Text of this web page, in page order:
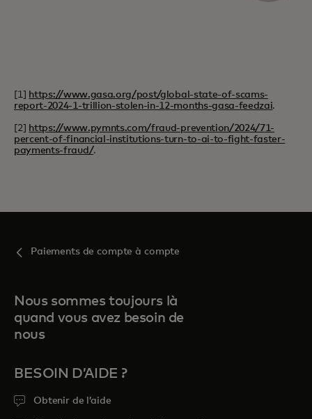
[1]
https://www.gasa.org/post/global-state-of-scams-
report-2024-1-trillion-stolen-in-12-months-gasa-feedzai.
[2]
https://www.pymnts.com/fraud-prevention/2024/71-
percent-of-financial-institutions-turn-to-ai-to-fight-faster-
payments-fraud/.
Paiements de compte à compte
Nous sommes toujours là
quand vous avez besoin de
nous
BESOIN D’AIDE ?
Obtenir de l’aide